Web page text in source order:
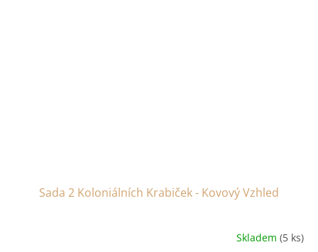
Sada 2 Koloniálních Krabiček - Kovový Vzhled
Skladem (5 ks)